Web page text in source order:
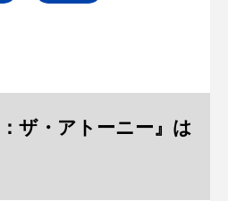
ザ・アトーニー』は